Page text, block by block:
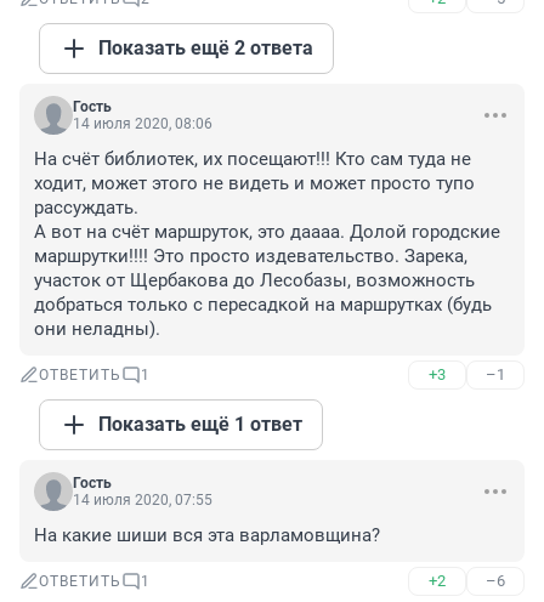
Показать ещё 2 ответа
Гость
14 июля 2020, 08:06
На счёт библиотек, их посещают!!! Кто сам туда не
ходит, может этого не видеть и может просто тупо
рассуждать.
А вот на счёт маршруток, это даааа. Долой городские
маршрутки!!!! Это просто издевательство. Зарека,
участок от Щербакова до Лесобазы, возможность
добраться только с пересадкой на маршрутках (будь
они неладны).
ОТВЕТИТЬ 1 +3 –1
Показать ещё 1 ответ
Гость
14 июля 2020, 07:55
На какие шиши вся эта варламовщина?
ОТВЕТИТЬ 1 +2 –6